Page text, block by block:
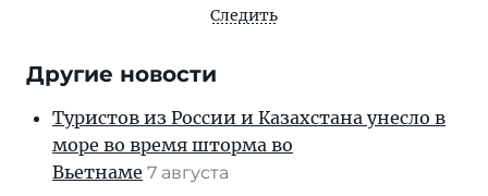
Следить
Другие новости
Туристов из России и Казахстана унесло в
море во время шторма во
Вьетнаме 7 августа